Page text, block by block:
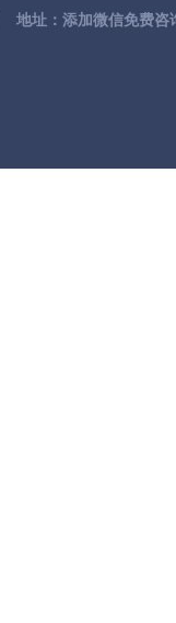
地址：添加微信免费咨